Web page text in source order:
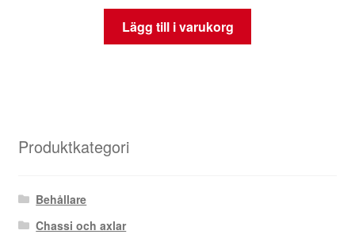
Lägg till i varukorg
Produktkategori
Behållare
Chassi och axlar